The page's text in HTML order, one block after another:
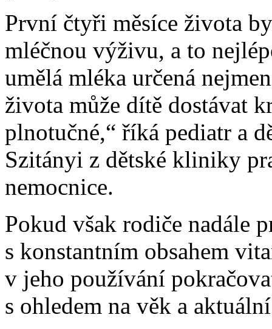
První čtyři měsíce života
mléčnou výživu, a to
umělá mléka určená
života může dítě dostávat
plnotučné,“ říká pediatr a
Szitányi z dětské kliniky
nemocnice.
Pokud však rodiče nadále
s konstantním obsahem
v jeho používání
s ohledem na věk a